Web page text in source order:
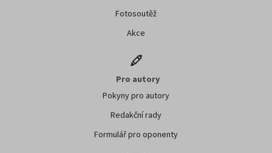
Fotosoutěž
Akce
Pro autory
Pokyny pro autory
Redakční rady
Formulář pro oponenty